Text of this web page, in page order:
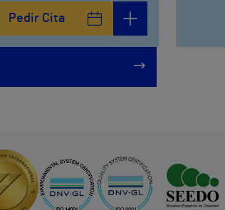
Pedir Cita